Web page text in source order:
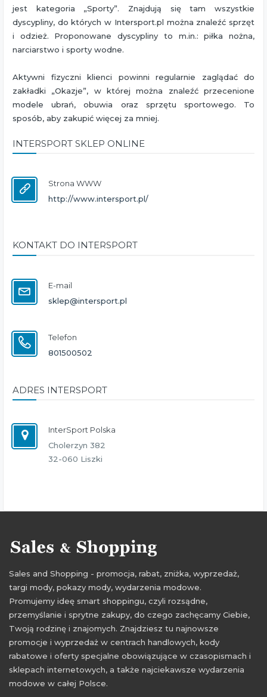
jest kategoria „Sporty”. Znajdują się tam wszystkie
dyscypliny, do których w Intersport.pl można znaleźć sprzęt
i odzież. Proponowane dyscypliny to m.in.: piłka nożna,
narciarstwo i sporty wodne.
Aktywni fizyczni klienci powinni regularnie zaglądać do
zakładki „Okazje”, w której można znaleźć przecenione
modele ubrań, obuwia oraz sprzętu sportowego. To
sposób, aby zakupić więcej za mniej.
INTERSPORT SKLEP ONLINE
Strona WWW
http://www.intersport.pl/
KONTAKT DO INTERSPORT
E-mail
sklep@intersport.pl
Telefon
801500502
ADRES INTERSPORT
InterSport Polska
Cholerzyn 382
32-060 Liszki
Sales and Shopping - promocja, rabat, zniżka, wyprzedaż,
targi mody, pokazy mody, wydarzenia modowe.
Promujemy ideę smart shoppingu, czyli rozsądne,
przemyślanie i sprytne zakupy, do czego zachęcamy Ciebie,
Twoją rodzinę i znajomych. Znajdziesz tu najnowsze
promocje i wyprzedaż w centrach handlowych, kody
rabatowe i oferty specjalne obowiązujące w czasopismach i
sklepach internetowych, a także najciekawsze wydarzenia
modowe w całej Polsce.